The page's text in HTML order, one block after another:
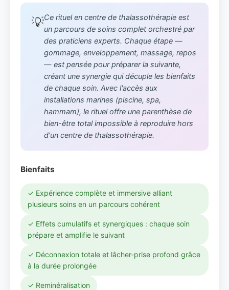
💡Ce rituel en centre de thalassothérapie est
un parcours de soins complet orchestré par
des praticiens experts. Chaque étape —
gommage, enveloppement, massage, repos
— est pensée pour préparer la suivante,
créant une synergie qui décuple les bienfaits
de chaque soin. Avec l'accès aux
installations marines (piscine, spa,
hammam), le rituel offre une parenthèse de
bien-être total impossible à reproduire hors
d'un centre de thalassothérapie.
Bienfaits
✓ Expérience complète et immersive alliant
plusieurs soins en un parcours cohérent
✓ Effets cumulatifs et synergiques : chaque soin
prépare et amplifie le suivant
✓ Déconnexion totale et lâcher-prise profond grâce
à la durée prolongée
✓ Reminéralisation